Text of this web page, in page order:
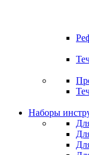
Наборы